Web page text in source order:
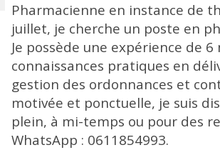
Pharmacienne en instance de
juillet, je cherche un poste en
Je possède une expérience de
connaissances pratiques en
gestion des ordonnances et
motivée et ponctuelle, je suis
plein, à mi-temps ou pour des
WhatsApp : 0611854993.